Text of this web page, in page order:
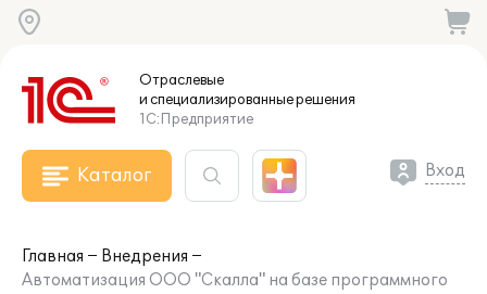
Отраслевые
и специализированныерешения
1С:Предприятие
Каталог Вход
Главная
Внедрения
Автоматизация ООО "Скалла" на базе программного